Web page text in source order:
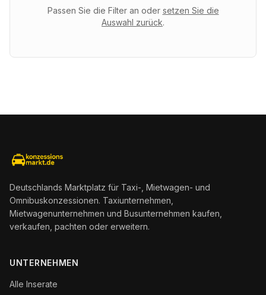
Passen Sie die Filter an oder setzen Sie die
Auswahl zurück.
Deutschlands Marktplatz für Taxi-, Mietwagen- und
Omnibuskonzessionen. Taxiunternehmen,
Mietwagenunternehmen und Busunternehmen kaufen,
verkaufen, pachten oder erweitern.
UNTERNEHMEN
Alle Inserate